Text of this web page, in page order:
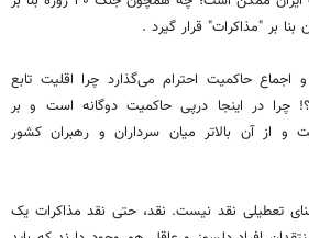
بر "مذاکرات" قرار گیرد .
حاکمیت احترام می‌گذارد چرا اقلیت تابع
چرا در اینجا درپی حاکمیت دوگانه است و بر
و از آن بالاتر میان سرداران و رهبران کشور
تعطیلی نقد نیست. نقد، حتی نقد مذاکرات یک